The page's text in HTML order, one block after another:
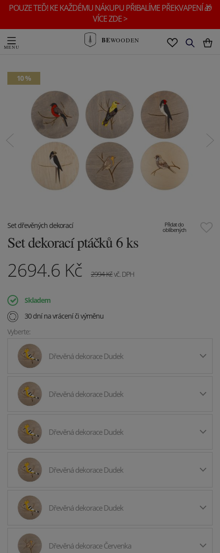
POUZE TEĎ! KE KAŽDÉMU NÁKUPU PŘIBALÍME PŘEKVAPENÍ 🎁
VÍCE ZDE >
BEWOODEN
10 %
Přidat do
oblíbených
Set dřevěných dekorací
Set dekorací ptáčků 6 ks
2694.6 Kč 2994Kčvč. DPH
Skladem
30 dní na vrácení či výměnu
Vyberte:
Dřevěná dekorace Dudek
Dřevěná dekorace Dudek
Dřevěná dekorace Dudek
Dřevěná dekorace Dudek
Dřevěná dekorace Dudek
Dřevěná dekorace Červenka